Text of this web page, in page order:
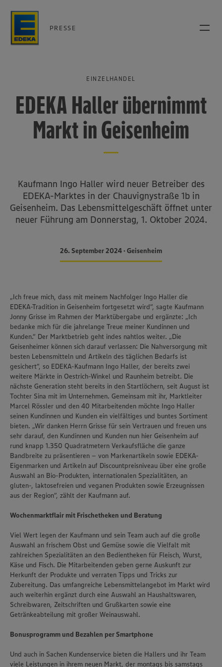
PRESSE
EINZELHANDEL
EDEKA Haller übernimmt
Markt in Geisenheim
Kaufmann Ingo Haller wird neuer Betreiber des
EDEKA-Marktes in der Chauvignystraße 1b in
Geisenheim. Das Lebensmittelgeschäft öffnet unter
neuer Führung am Donnerstag, 1. Oktober 2024.
26. September 2024 • Geisenheim
„Ich freue mich, dass mit meinem Nachfolger Ingo Haller die
EDEKA-Tradition in Geisenheim fortgesetzt wird“, sagte Kaufmann
Jonny Grisse im Rahmen der Marktübergabe und ergänzte: „Ich
bedanke mich für die jahrelange Treue meiner Kundinnen und
Kunden.“ Der Marktbetrieb geht indes nahtlos weiter. „Die
Geisenheimer können sich darauf verlassen: Die Nahversorgung mit
besten Lebensmitteln und Artikeln des täglichen Bedarfs ist
gesichert“, so EDEKA-Kaufmann Ingo Haller, der bereits zwei
weitere Märkte in Oestrich-Winkel und Raunheim betreibt. Die
nächste Generation steht bereits in den Startlöchern, seit August ist
Tochter Sina mit im Unternehmen. Gemeinsam mit ihr, Marktleiter
Marcel Rössler und den 40 Mitarbeitenden möchte Ingo Haller
seinen Kundinnen und Kunden ein vielfältiges und buntes Sortiment
bieten. „Wir danken Herrn Grisse für sein Vertrauen und freuen uns
sehr darauf, den Kundinnen und Kunden nun hier Geisenheim auf
rund knapp 1.350 Quadratmetern Verkaufsfläche die ganze
Bandbreite zu präsentieren – von Markenartikeln sowie EDEKA-
Eigenmarken und Artikeln auf Discountpreisniveau über eine große
Auswahl an Bio-Produkten, internationalen Spezialitäten, an
gluten-, laktosefreien und veganen Produkten sowie Erzeugnissen
aus der Region“, zählt der Kaufmann auf.
Wochenmarktflair mit Frischetheken und Beratung
Viel Wert legen der Kaufmann und sein Team auch auf die große
Auswahl an frischem Obst und Gemüse sowie die Vielfalt mit
zahlreichen Spezialitäten an den Bedientheken für Fleisch, Wurst,
Käse und Fisch. Die Mitarbeitenden geben gerne Auskunft zur
Herkunft der Produkte und verraten Tipps und Tricks zur
Zubereitung. Das umfangreiche Lebensmittelangebot im Markt wird
auch weiterhin ergänzt durch eine Auswahl an Haushaltswaren,
Schreibwaren, Zeitschriften und Grußkarten sowie eine
Getränkeabteilung mit großer Weinauswahl.
Bonusprogramm und Bezahlen per Smartphone
Und auch in Sachen Kundenservice bieten die Hallers und ihr Team
viele Leistungen in ihrem neuen Markt, der montags bis samstags